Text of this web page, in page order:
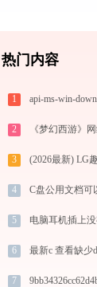
热门内容
1
2
3
4 C盘公用文档可
5
6
7